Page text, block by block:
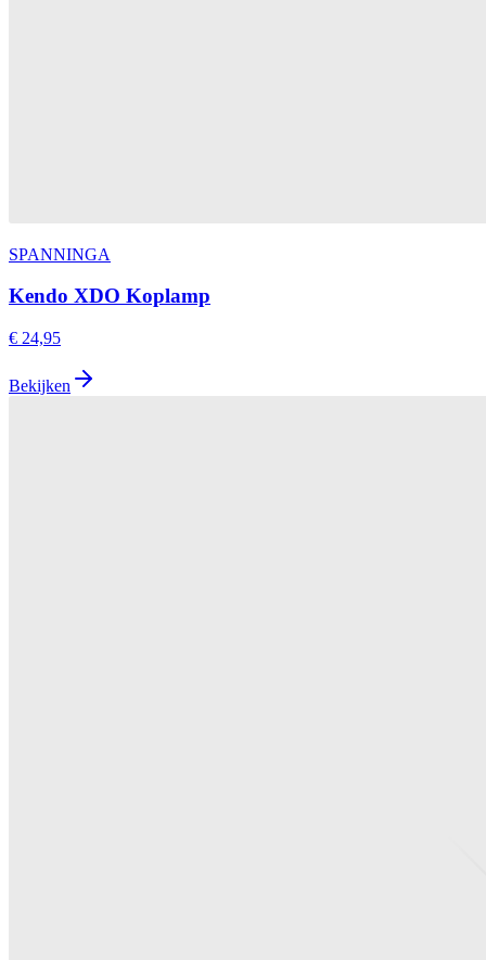
SPANNINGA
Kendo XDO Koplamp
€ 24,95
Bekijken